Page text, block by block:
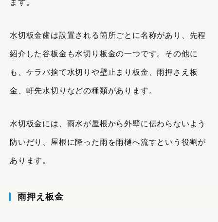
ます。
水切板金歯は設置される箇所ごとに名称があり、先程
紹介した谷板金も水切り板金の一つです。その他に
も、ケラバ捨て水切りや壁止まり板金、雨押さえ板
金、軒先水切りなどの種類があります。
水切板金には、雨水が屋根から外壁に伝わらないよう
防いだり、屋根に降った雨を雨樋へ流すという役割が
あります。
雨押え板金